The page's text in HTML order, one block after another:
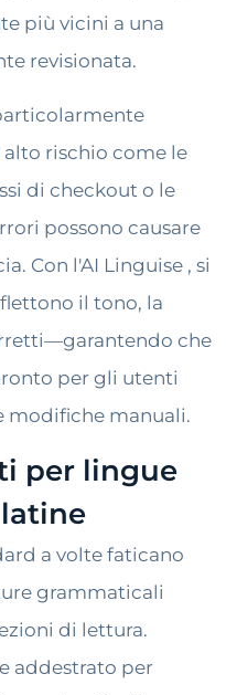
più vicini a una
revisionata.
rischio come le
di checkout o le
possono causare
Con l'AI Linguise , si
il tono, la
che
per gli utenti
modifiche manuali.
per lingue
a volte faticano
grammaticali
di lettura.
addestrato per